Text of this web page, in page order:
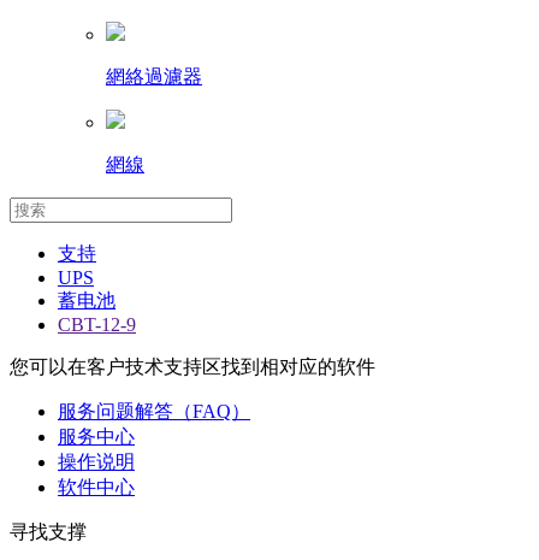
網絡過濾器
網線
支持
UPS
蓄电池
CBT-12-9
您可以在客户技术支持区找到相对应的软件
服务问题解答（FAQ）
服务中心
操作说明
软件中心
寻找支撑